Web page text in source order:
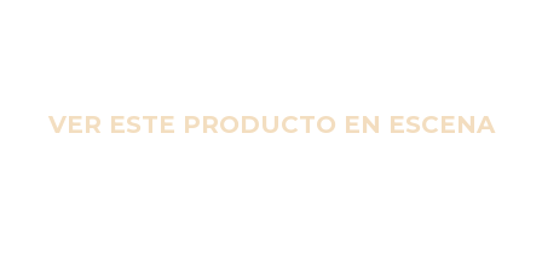
VER ESTE PRODUCTO EN ESCENA